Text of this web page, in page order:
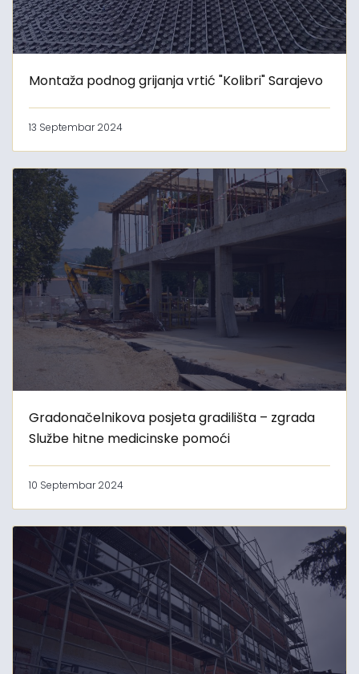
Montaža podnog grijanja vrtić "Kolibri" Sarajevo
13 Septembar 2024
Gradonačelnikova posjeta gradilišta – zgrada
Službe hitne medicinske pomoći
10 Septembar 2024